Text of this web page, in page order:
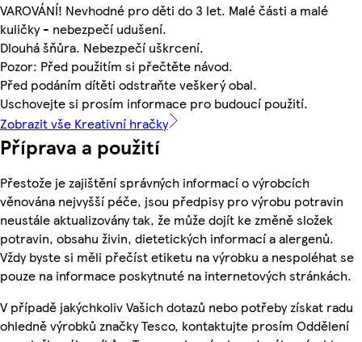
VAROVÁNÍ! Nevhodné pro děti do 3 let. Malé části a malé
kuličky - nebezpečí udušení.
Dlouhá šňůra. Nebezpečí uškrcení.
Pozor: Před použitím si přečtěte návod.
Před podáním dítěti odstraňte veškerý obal.
Uschovejte si prosím informace pro budoucí použití.
Zobrazit vše Kreativní hračky
Příprava a použití
Přestože je zajištění správných informací o výrobcích
věnována nejvyšší péče, jsou předpisy pro výrobu potravin
neustále aktualizovány tak, že může dojít ke změně složek
potravin, obsahu živin, dietetických informací a alergenů.
Vždy byste si měli přečíst etiketu na výrobku a nespoléhat se
pouze na informace poskytnuté na internetových stránkách.
V případě jakýchkoliv Vašich dotazů nebo potřeby získat radu
ohledně výrobků značky Tesco, kontaktujte prosím Oddělení